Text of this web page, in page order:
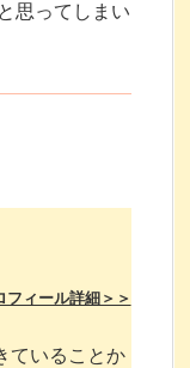
思ってしまい
フィール詳細＞＞
ていることか